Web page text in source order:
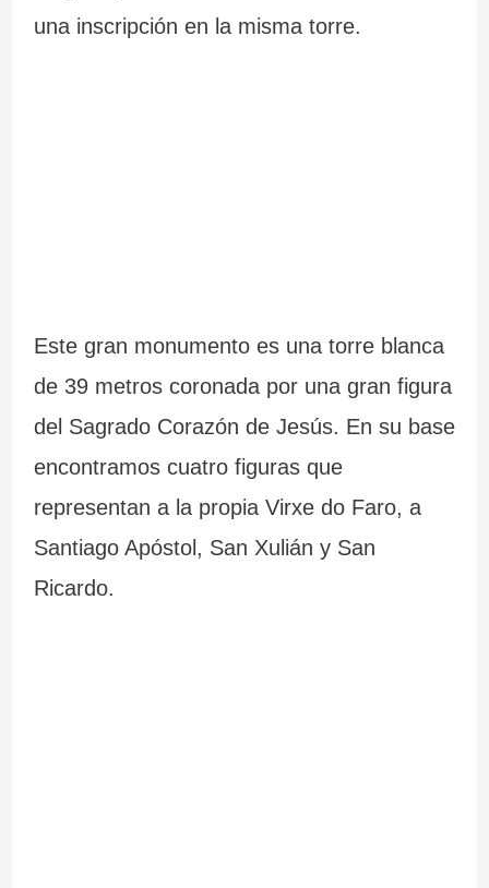
una inscripción en la misma torre.
Este gran monumento es una torre blanca
de 39 metros coronada por una gran figura
del Sagrado Corazón de Jesús. En su base
encontramos cuatro figuras que
representan a la propia Virxe do Faro, a
Santiago Apóstol, San Xulián y San
Ricardo.